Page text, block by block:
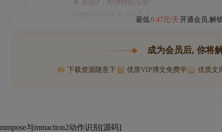
# 阶段2：时序特征压缩
最低0.47元/天 开通会员,解
成为会员后, 你将
下载资源随意下 优质VIP博文免费学 优质文
mmpose与mmaction2动作识别[源码]